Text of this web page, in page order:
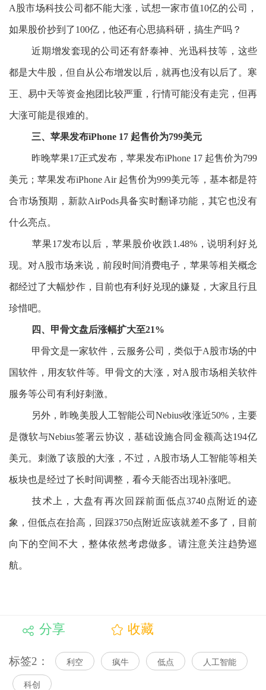
A股市场科技公司都不能大涨，试想一家市值10亿的公司，
如果股价抄到了100亿，他还有心思搞科研，搞生产吗？
近期增发套现的公司还有舒泰神、光迅科技等，这些
都是大牛股，但自从公布增发以后，就再也没有以后了。寒
王、易中天等资金抱团比较严重，行情可能没有走完，但再
大涨可能是很难的。
三、苹果发布iPhone 17 起售价为799美元
昨晚苹果17正式发布，苹果发布iPhone 17 起售价为799
美元；苹果发布iPhone Air 起售价为999美元等，基本都是符
合市场预期，新款AirPods具备实时翻译功能，其它也没有
什么亮点。
苹果17发布以后，苹果股价收跌1.48%，说明利好兑
现。对A股市场来说，前段时间消费电子，苹果等相关概念
都经过了大幅炒作，目前也有利好兑现的嫌疑，大家且行且
珍惜吧。
四、甲骨文盘后涨幅扩大至21%
甲骨文是一家软件，云服务公司，类似于A股市场的中
国软件，用友软件等。甲骨文的大涨，对A股市场相关软件
服务等公司有利好刺激。
另外，昨晚美股人工智能公司Nebius收涨近50%，主要
是微软与Nebius签署云协议，基础设施合同金额高达194亿
美元。刺激了该股的大涨，不过，A股市场人工智能等相关
板块也是经过了长时间调整，看今天能否出现补涨吧。
技术上，大盘有再次回踩前面低点3740点附近的迹
象，但低点在抬高，回踩3750点附近应该就差不多了，目前
向下的空间不大，整体依然考虑做多。请注意关注趋势巡
航。
分享 收藏
标签2： 利空 疯牛 低点 人工智能
科创